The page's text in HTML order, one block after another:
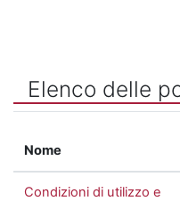
Elenco delle
Nome
Condizioni di utilizzo e